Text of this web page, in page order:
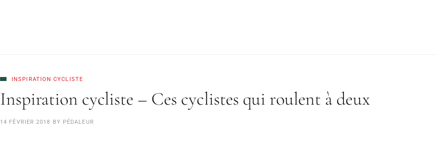
INSPIRATION CYCLISTE
Inspiration cycliste – Ces cyclistes qui roulent à deux
14 FÉVRIER 2018 BY PÉDALEUR